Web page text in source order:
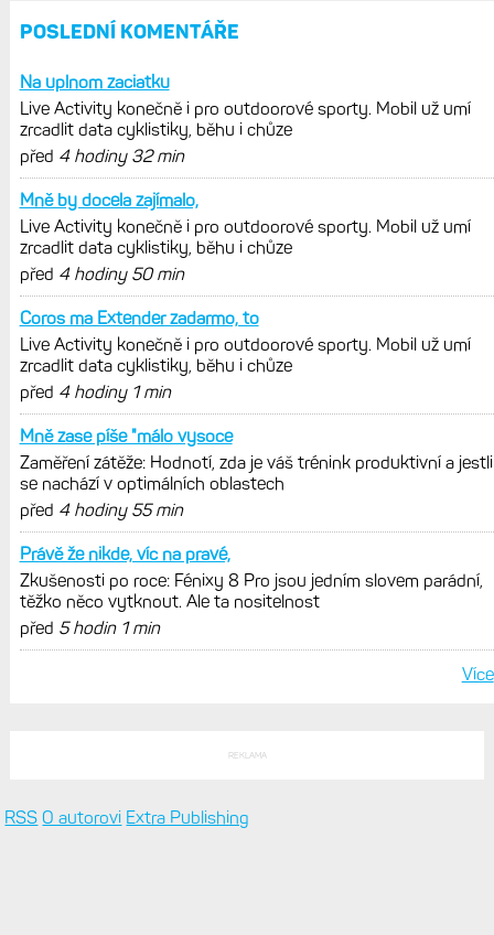
POSLEDNÍ KOMENTÁŘE
Na uplnom zaciatku
Live Activity konečně i pro outdoorové sporty. Mobil už umí
zrcadlit data cyklistiky, běhu i chůze
před 4 hodiny 32 min
Mně by docela zajímalo,
Live Activity konečně i pro outdoorové sporty. Mobil už umí
zrcadlit data cyklistiky, běhu i chůze
před 4 hodiny 50 min
Coros ma Extender zadarmo, to
Live Activity konečně i pro outdoorové sporty. Mobil už umí
zrcadlit data cyklistiky, běhu i chůze
před 4 hodiny 1 min
Mně zase píše "málo vysoce
Zaměření zátěže: Hodnotí, zda je váš trénink produktivní a jestli
se nachází v optimálních oblastech
před 4 hodiny 55 min
Právě že nikde, víc na pravé,
Zkušenosti po roce: Fénixy 8 Pro jsou jedním slovem parádní,
těžko něco vytknout. Ale ta nositelnost
před 5 hodin 1 min
Více
REKLAMA
RSS O autorovi Extra Publishing